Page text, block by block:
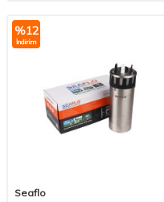
%12
İndirim
Seaflo